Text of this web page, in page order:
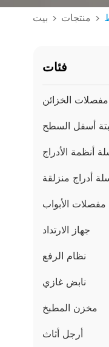
بيت > منتجات >
فئات
الخزائن
أسفل السطح
أنظمة الأدراج
أدراج منزلقة
مفصلات الأبواب
جهاز الارتداد
نظام الرفع
نابض غازي
مخزن المطبخ
أرجل أثاث